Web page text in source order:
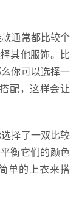
通常都比较个
其他服饰。比
你可以选择一
配，这样会让
择了一双比较
衡它们的颜色
单的上衣来搭